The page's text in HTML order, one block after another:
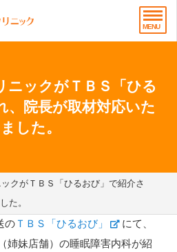
ニックがＴＢＳ「ひる
、院長が取材対応いた
した。
クがＴＢＳ「ひるおび」で紹介さ
た。
の ＴＢＳ「ひるおび」
にて、
姉妹店舗）の睡眠障害内科が紹